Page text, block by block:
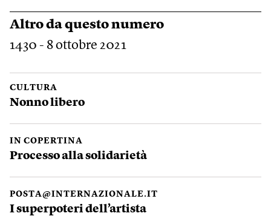
Altro da questo numero
1430 - 8 ottobre 2021
CULTURA
Nonno libero
IN COPERTINA
Processo alla solidarietà
POSTA@INTERNAZIONALE.IT
I superpoteri dell’artista